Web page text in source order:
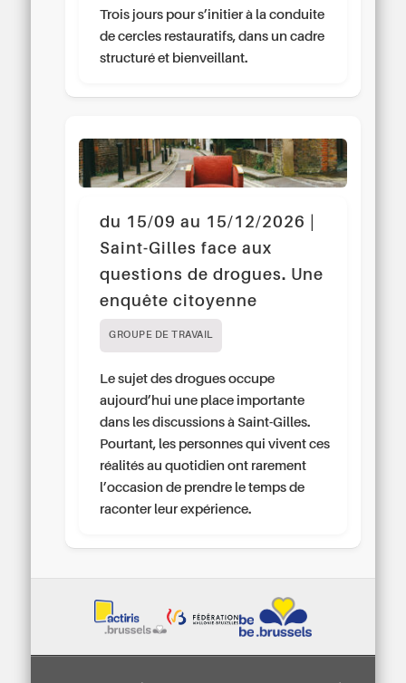
Trois jours pour s’initier à la conduite
de cercles restauratifs, dans un cadre
structuré et bienveillant.
du 15/09 au 15/12/2026 |
Saint-Gilles face aux
questions de drogues. Une
enquête citoyenne
GROUPE DE TRAVAIL
Le sujet des drogues occupe
aujourd’hui une place importante
dans les discussions à Saint-Gilles.
Pourtant, les personnes qui vivent ces
réalités au quotidien ont rarement
l’occasion de prendre le temps de
raconter leur expérience.